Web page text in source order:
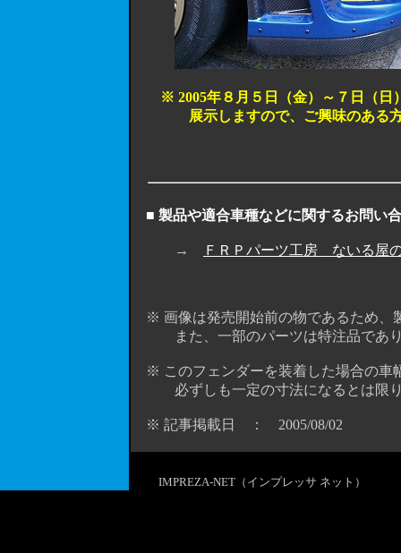
※ 2005年８月５日（金）～７日（日
展示しますので、ご興味のある
■ 製品や適合車種などに関するお問い
→ ＦＲＰパーツ工房 ないる屋
※ 画像は発売開始前の物であるため、
また、一部のパーツは特注品であり
※ このフェンダーを装着した場合の車
必ずしも一定の寸法になるとは限り
※ 記事掲載日 ： 2005/08/02
IMPREZA-NET（インプレッサ ネット）